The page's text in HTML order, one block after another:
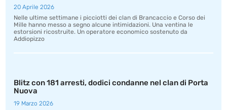
20 Aprile 2026
Nelle ultime settimane i picciotti dei clan di Brancaccio e Corso dei
Mille hanno messo a segno alcune intimidazioni. Una ventina le
estorsioni ricostruite. Un operatore economico sostenuto da
Addiopizzo
Blitz con 181 arresti, dodici condanne nel clan di Porta
Nuova
19 Marzo 2026